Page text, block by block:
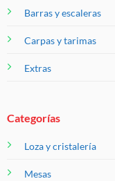
Barras y escaleras
Carpas y tarimas
Extras
Categorías
Loza y cristalería
Mesas